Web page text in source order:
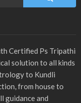
Certified Ps Tripathi
solution to all kinds
to Kundli
from house to
guidance and